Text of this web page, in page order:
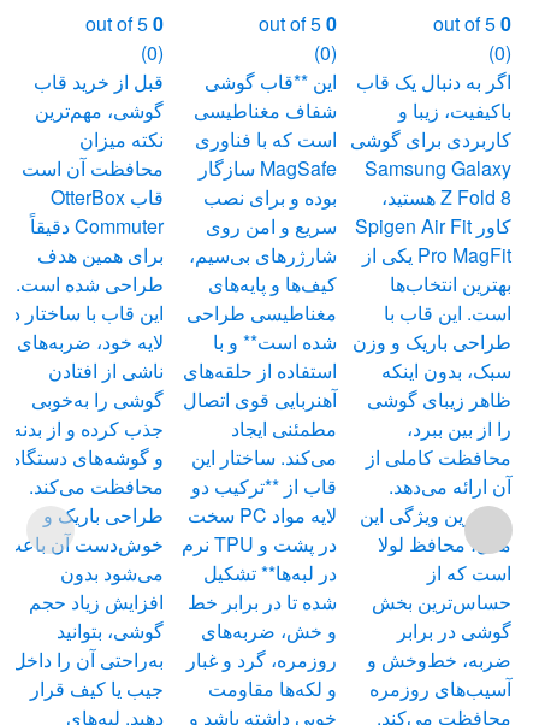
0
out of 5
(0)
قبل از خرید قاب
گوشی، مهم‌ترین
نکته میزان
محافظت آن است و
قاب OtterBox
Commuter دقیقاً
برای همین هدف
طراحی شده است.
این قاب با ساختار دو
لایه خود، ضربه‌های
ناشی از افتادن
گوشی را به‌خوبی
جذب کرده و از بدنه
و گوشه‌های دستگاه
محافظت می‌کند.
طراحی باریک و
خوش‌دست آن باعث
می‌شود بدون
افزایش زیاد حجم
گوشی، بتوانید
به‌راحتی آن را داخل
جیب یا کیف قرار
دهید. لبه‌های
0
out of 5
(0)
این **قاب گوشی
شفاف مغناطیسی
است که با فناوری
MagSafe سازگار
بوده و برای نصب
سریع و امن روی
شارژرهای بی‌سیم،
کیف‌ها و پایه‌های
مغناطیسی طراحی
شده است** و با
استفاده از حلقه‌های
آهنربایی قوی اتصال
مطمئنی ایجاد
می‌کند. ساختار این
قاب از **ترکیب دو
لایه مواد PC سخت
در پشت و TPU نرم
در لبه‌ها** تشکیل
شده تا در برابر خط
و خش، ضربه‌های
روزمره، گرد و غبار
و لکه‌ها مقاومت
خوبی داشته باشد و
0
out of 5
(0)
اگر به دنبال یک قاب
باکیفیت، زیبا و
کاربردی برای گوشی
Samsung Galaxy
Z Fold 8 هستید،
کاور Spigen Air Fit
Pro MagFit یکی از
بهترین انتخاب‌ها
است. این قاب با
طراحی باریک و وزن
سبک، بدون اینکه
ظاهر زیبای گوشی
را از بین ببرد،
محافظت کاملی از
آن ارائه می‌دهد.
مهم‌ترین ویژگی این
مدل، محافظ لولا
است که از
حساس‌ترین بخش
گوشی در برابر
ضربه، خط‌وخش و
آسیب‌های روزمره
محافظت می‌کند.